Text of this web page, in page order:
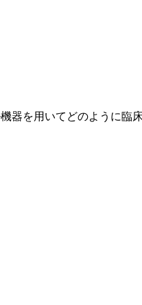
器を用いてどのように臨